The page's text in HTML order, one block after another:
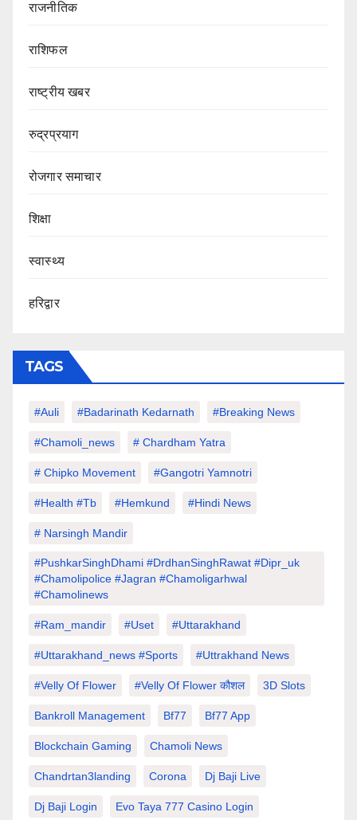
राजनीतिक
राशिफल
राष्ट्रीय खबर
रुद्रप्रयाग
रोजगार समाचार
शिक्षा
स्वास्थ्य
हरिद्वार
TAGS
#auli #Badarinath Kedarnath #Breaking News
#chamoli_news # Chardham Yatra
# Chipko Movement #Gangotri Yamnotri
#Health #tb #hemkund #hindi News
# Narsingh Mandir
#PushkarSinghDhami #drdhanSinghRawat #dipr_uk
#chamolipolice #Jagran #chamoligarhwal
#chamolinews
#Ram_mandir #uset #uttarakhand
#Uttarakhand_news #sports #Uttrakhand News
#velly Of Flower #velly Of Flower कौशल 3D Slots
Bankroll Management Bf77 Bf77 App
Blockchain Gaming Chamoli News
Chandrtan3landing Corona Dj Baji Live
Dj Baji Login Evo Taya 777 Casino Login